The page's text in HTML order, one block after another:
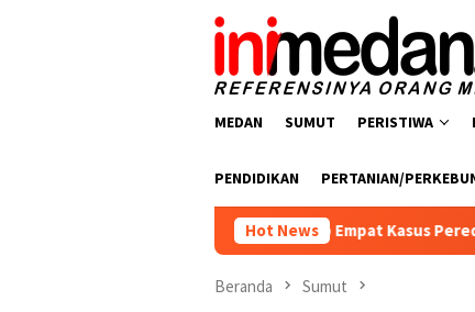
MEDAN SUMUT PERISTIWA
PENDIDIKAN PERTANIAN/
Hot News
Batu Bara Ungkap Empat Kasus Peredaran Narkotika,
Beranda Sumut